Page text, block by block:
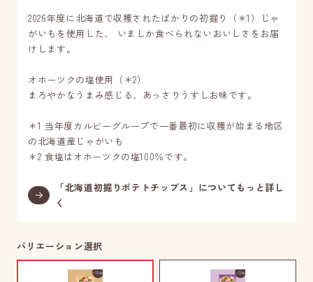
2026年度に北海道で収穫されたばかりの初掘り（＊1）じゃ
がいもを使用した、 いましか食べられないおいしさをお届
けします。
オホーツクの塩使用（＊2）
まろやかなうまみ感じる、あっさりうすしお味です。
＊1 当年度カルビーグループで一番最初に収穫が始まる地区
の北海道産じゃがいも
＊2 食塩はオホーツクの塩100％です。
「北海道初掘りポテトチップス」についてもっと詳し
く
バリエーション選択